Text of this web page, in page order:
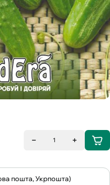
1
пошта, Укрпошта)